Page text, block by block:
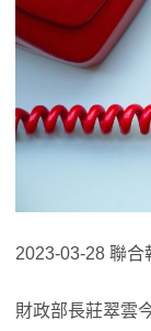
2023-03-28 聯合
財政部長莊翠雲